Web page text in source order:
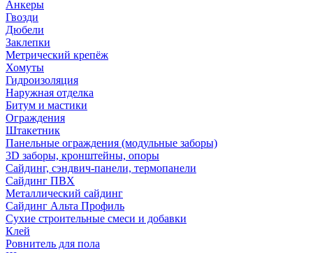
Анкеры
Гвозди
Дюбели
Заклепки
Метрический крепёж
Хомуты
Гидроизоляция
Наружная отделка
Битум и мастики
Ограждения
Штакетник
Панельные ограждения (модульные заборы)
3D заборы, кронштейны, опоры
Cайдинг, сэндвич-панели, термопанели
Сайдинг ПВХ
Металлический сайдинг
Сайдинг Альта Профиль
Сухие строительные смеси и добавки
Клей
Ровнитель для пола